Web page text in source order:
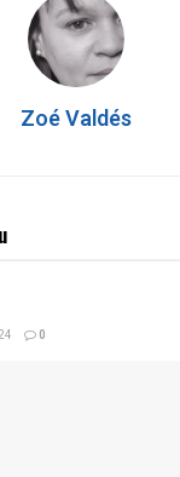
Zoé Valdés
0